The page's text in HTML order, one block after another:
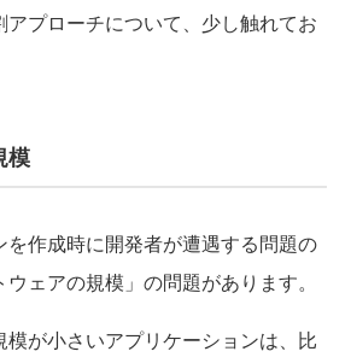
プローチについて、少し触れてお
模
作成時に開発者が遭遇する問題の
ェアの規模」の問題があります。
が小さいアプリケーションは、比